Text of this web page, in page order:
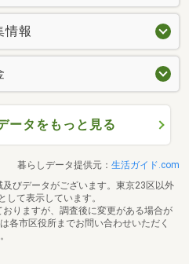
情報
ータをもっと見る
暮らしデータ提供元： 生活ガイド.com
びデータがございます。東京23区以外
て表示しています。
りますが、調査後に変更がある場合が
各市区役所までお問い合わせいただく